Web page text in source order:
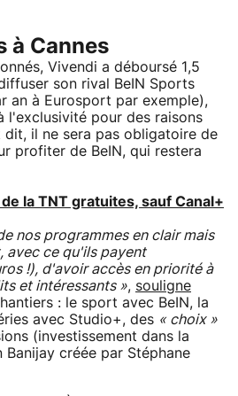
à Cannes
Vivendi a déboursé 1,5
son rival BeIN Sports
an à Eurosport par exemple),
l'exclusivité pour des raisons
il ne sera pas obligatoire de
profiter de BeIN, qui restera
la TNT gratuites, sauf Canal+
nos programmes en clair mais
avec ce qu'ils payent
!), d'avoir accès en priorité à
et intéressants », souligne
: le sport avec BeIN, la
avec Studio+, des « choix »
(investissement dans la
créée par Stéphane